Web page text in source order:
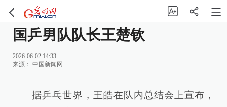
国乒男队队长王楚钦
2026-06-02 14:33
来源： 中国新闻网
据乒乓世界，王皓在队内总结会上宣布，